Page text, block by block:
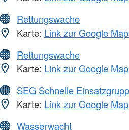
Rettungswache
Karte: Link zur Google
Rettungswache
Karte: Link zur Google
SEG Schnelle
Karte: Link zur Google
Wasserwacht